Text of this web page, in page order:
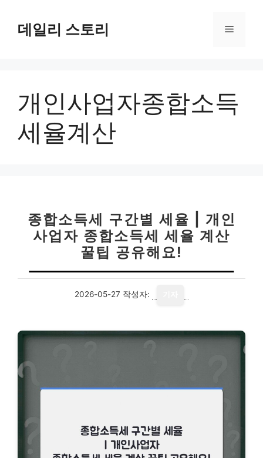
데일리 스토리 메
개인사업자종합소득
세율계산
종합소득세 구간별 세율 | 개인
사업자 종합소득세 세율 계산
꿀팁 공유해요!
2026-05-27 작성자: